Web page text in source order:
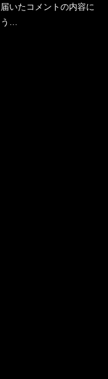
いたコメントの内容に
う…